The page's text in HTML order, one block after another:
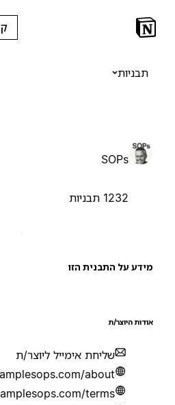
קבלת Notion בחינם
תבניות
SOPs
1232 תבניות
על התבנית הזו
היוצר/ת
שליחת אימייל ליוצר/ת
examplesops.com/about
examplesops.com/terms